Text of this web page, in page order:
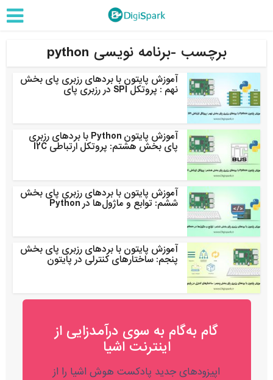
برچسب -برنامه نویسی python
آموزش پایتون با بردهای رزبری پای بخش
نهم : پروتکل SPI در رزبری پای
آموزش پایتون Python با بردهای رزبری
پای بخش هشتم: پروتکل ارتباطی I2C
آموزش پایتون با بردهای رزبری پای بخش
ششم: توابع و ماژول‌ها در Python
آموزش پایتون با بردهای رزبری پای بخش
پنجم: ساختارهای کنترلی در پایتون
گام به‌گام به‌ سوی درآمدزایی از
اینترنت اشیا
اپیزودهای جدید پادکست هوش اشیا را از